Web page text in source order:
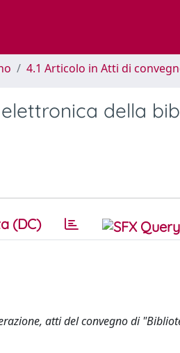
4.1 Articolo in Atti di
della
(DC)
atti del convegno di